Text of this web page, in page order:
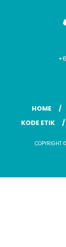
HOME
KODE ETIK
COPYRIGHT